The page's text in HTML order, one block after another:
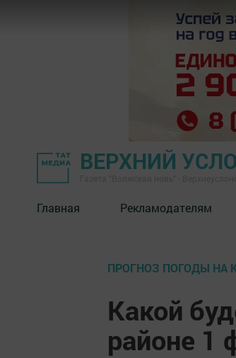
ВЕРХНИЙ
Главная Рекламодателям
ПРОГНОЗ ПОГОДЫ НА
Какой
районе 1